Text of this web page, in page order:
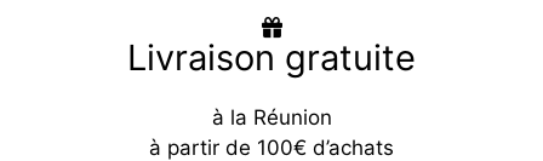
la
page
du
produit
Livraison gratuite
à la Réunion
à partir de 100€ d’achats